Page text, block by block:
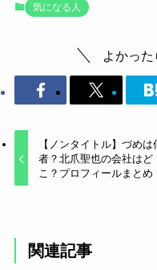
気になる人
よかった
【ノンタイトル】づめは
者？北爪聖也の会社はど
こ？プロフィールまとめ
関連記事